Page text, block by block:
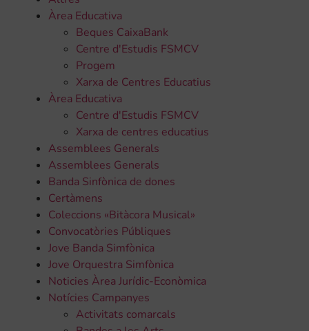
Àrea Educativa
Beques CaixaBank
Centre d'Estudis FSMCV
Progem
Xarxa de Centres Educatius
Àrea Educativa
Centre d'Estudis FSMCV
Xarxa de centres educatius
Assemblees Generals
Assemblees Generals
Banda Sinfònica de dones
Certàmens
Coleccions «Bitàcora Musical»
Convocatòries Públiques
Jove Banda Simfònica
Jove Orquestra Simfònica
Noticies Àrea Jurídic-Econòmica
Notícies Campanyes
Activitats comarcals